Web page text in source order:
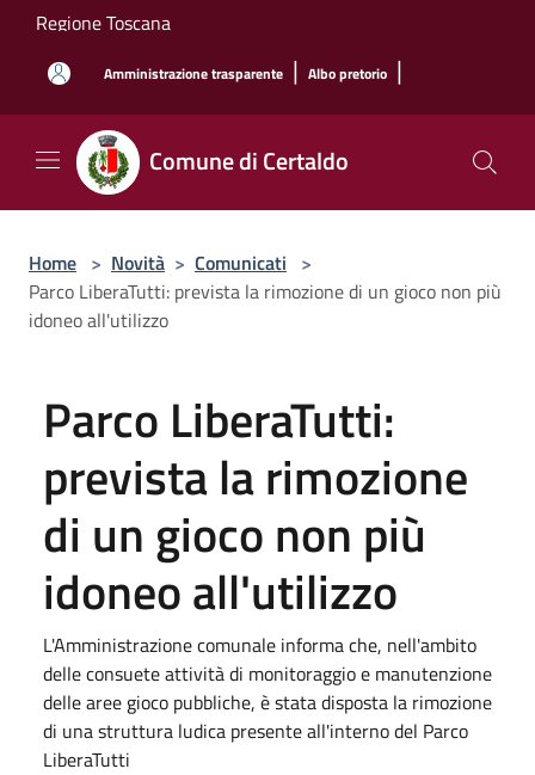
Salta al contenuto principale
Regione Toscana
Amministrazione trasparente | Albo pretorio |
Comune di Certaldo
Home > Novità > Comunicati >
Parco LiberaTutti: prevista la rimozione di un gioco non più
idoneo all'utilizzo
Parco LiberaTutti:
prevista la rimozione
di un gioco non più
idoneo all'utilizzo
L'Amministrazione comunale informa che, nell'ambito
delle consuete attività di monitoraggio e manutenzione
delle aree gioco pubbliche, è stata disposta la rimozione
di una struttura ludica presente all'interno del Parco
LiberaTutti